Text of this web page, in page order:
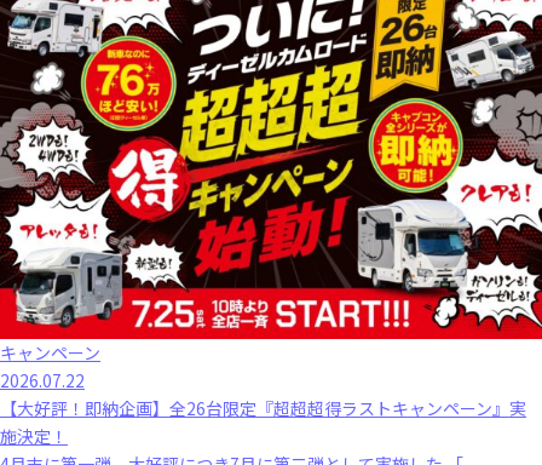
キャンペーン
2026.07.22
【大好評！即納企画】全26台限定『超超超得ラストキャンペーン』実
施決定！